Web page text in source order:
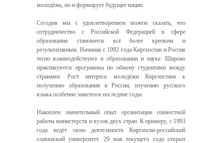
молодёжь, но и формирует будущее нации.
Сегодня мы с удовлетворением можем сказать, что
сотрудничество с Российской Федерацией в сфере
образования становится всё более крепким и
результативным. Начиная с 1992 года Киргизстан и Россия
тесно взаимодействуют в образовании и науке. Широко
практикуются программы по обмену студентами между
странами. Рост интереса молодёжи Киргизстана к
получению образования в России, изучению русского
языка особенно заметен в последние годы.
Накоплен значительный опыт организации совместной
работы министерств и вузов двух стран. К примеру, с 1993
года ведёт свою деятельность Киргизско-российский
славянский университет. 29 мая текущего года открыт